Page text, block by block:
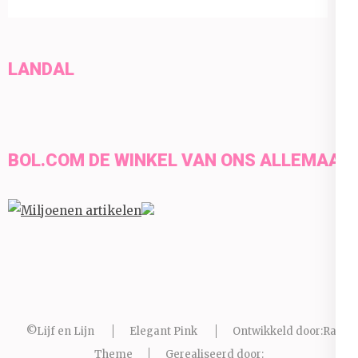
LANDAL
BOL.COM DE WINKEL VAN ONS ALLEMAAL
©Lijf en Lijn Elegant Pink Ontwikkeld door:Rara
Theme
Gerealiseerd door: